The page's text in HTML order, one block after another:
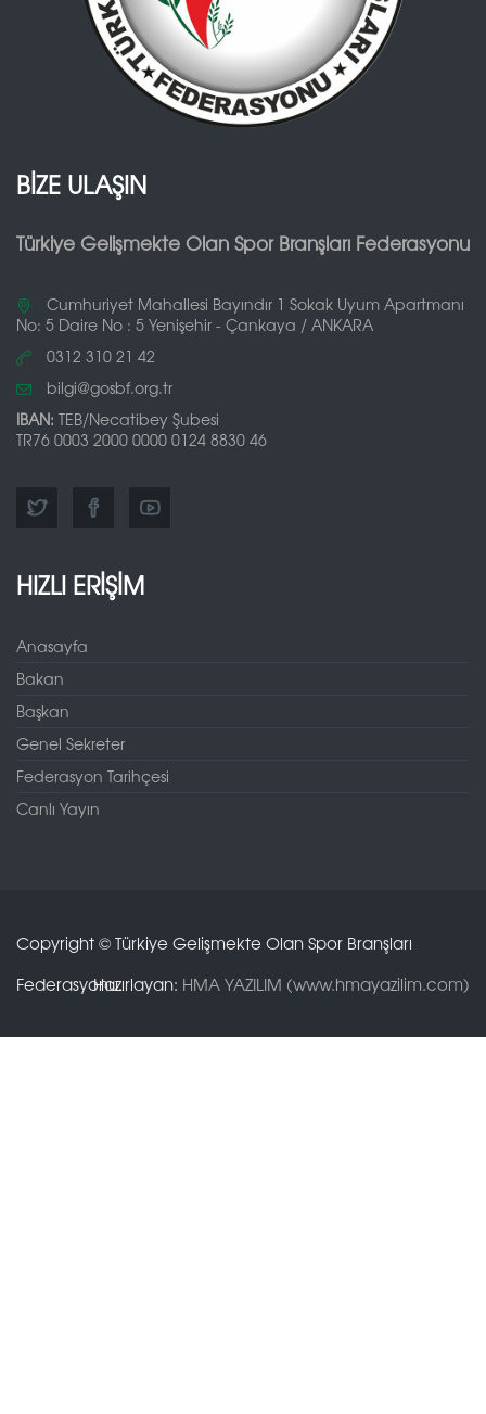
BİZE ULAŞIN
Türkiye Gelişmekte Olan Spor Branşları Federasyonu
Cumhuriyet Mahallesi Bayındır 1 Sokak Uyum Apartmanı
No: 5 Daire No : 5 Yenişehir - Çankaya / ANKARA
0312 310 21 42
bilgi@gosbf.org.tr
IBAN: TEB/Necatibey Şubesi
TR76 0003 2000 0000 0124 8830 46
HIZLI ERİŞİM
Anasayfa
Bakan
Başkan
Genel Sekreter
Federasyon Tarihçesi
Canlı Yayın
Copyright © Türkiye Gelişmekte Olan Spor Branşları
Federasyonu.Hazırlayan: HMA YAZILIM (www.hmayazilim.com)